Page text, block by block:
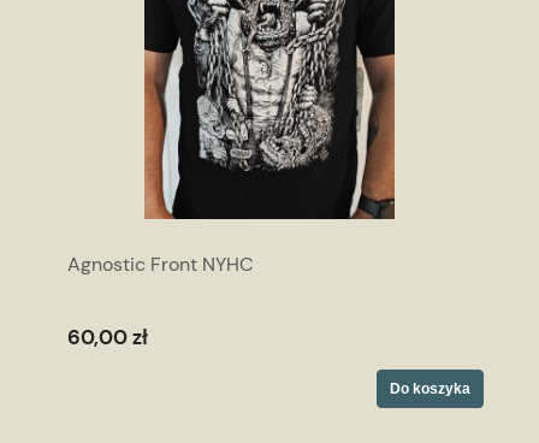
Agnostic Front NYHC
60,00 zł
Do koszyka